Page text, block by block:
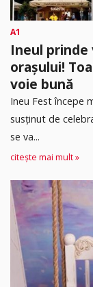
A1
Ineul prinde
orașului!
voie bună
Ineu Fest începe
susținut de
se va...
citește mai mult »